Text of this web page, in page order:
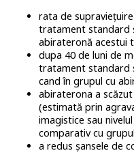
rata de
tratament standard
abirateronă acestui
dupa 40 de luni de
tratament standard
cand în grupul cu
abiraterona a
(estimată prin
imagistice sau
comparativ cu
a redus șansele de